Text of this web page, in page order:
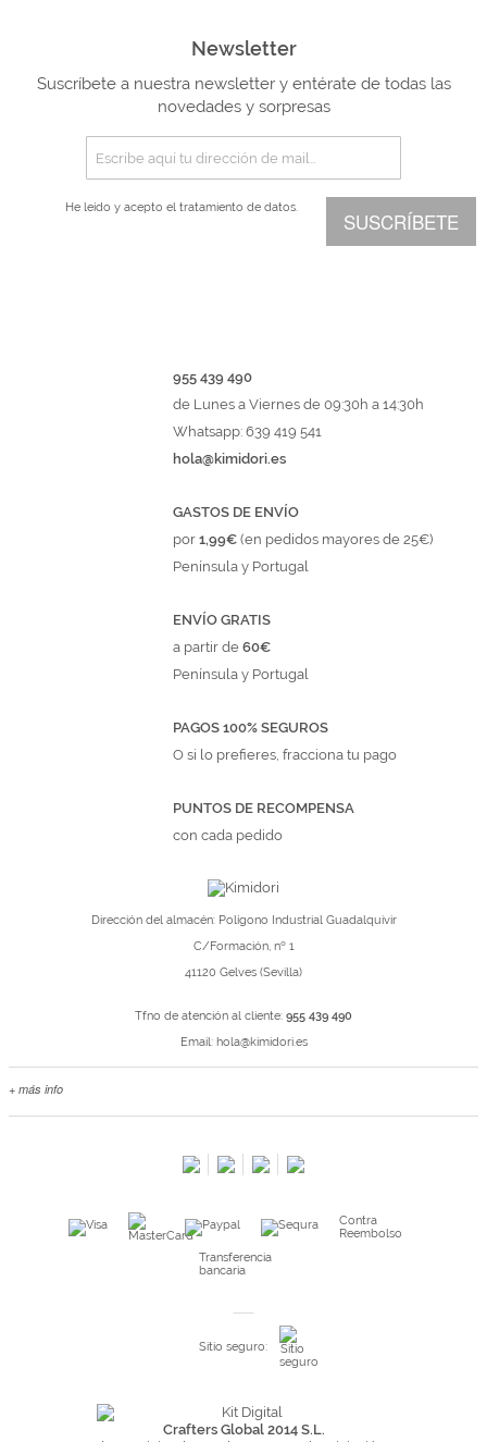
Newsletter
Suscríbete a nuestra newsletter y entérate de todas las
novedades y sorpresas
SUSCRÍBETE
He leído y acepto el tratamiento de datos.
955 439 490
de Lunes a Viernes de 09:30h a 14:30h
Whatsapp: 639 419 541
hola@kimidori.es
GASTOS DE ENVÍO
por1,99€(en pedidos mayores de 25€)
Península y Portugal
ENVÍO GRATIS
a partir de60€
Península y Portugal
PAGOS 100% SEGUROS
O si lo prefieres, fracciona tu pago
PUNTOS DE RECOMPENSA
con cada pedido
Dirección del almacén: Polígono Industrial Guadalquivir
C/Formación, nº 1
41120 Gelves (Sevilla)
Tfno de atención al cliente: 955 439 490
Email: hola@kimidori.es
+ más info
Kimidori PRINT, nuestro servicio de impresión de fotos
Pago seguro y financiación
Contra
Reembolso
Transferencia
bancaria
Sitio seguro:
Crafters Global 2014 S.L.